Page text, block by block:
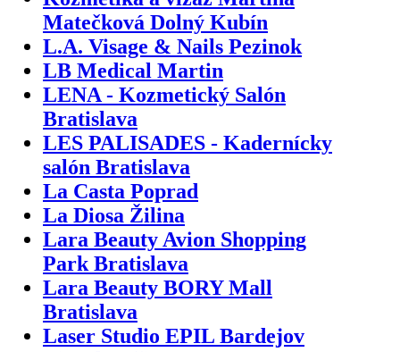
Matečková Dolný Kubín
L.A. Visage & Nails Pezinok
LB Medical Martin
LENA - Kozmetický Salón
Bratislava
LES PALISADES - Kadernícky
salón Bratislava
La Casta Poprad
La Diosa Žilina
Lara Beauty Avion Shopping
Park Bratislava
Lara Beauty BORY Mall
Bratislava
Laser Studio EPIL Bardejov